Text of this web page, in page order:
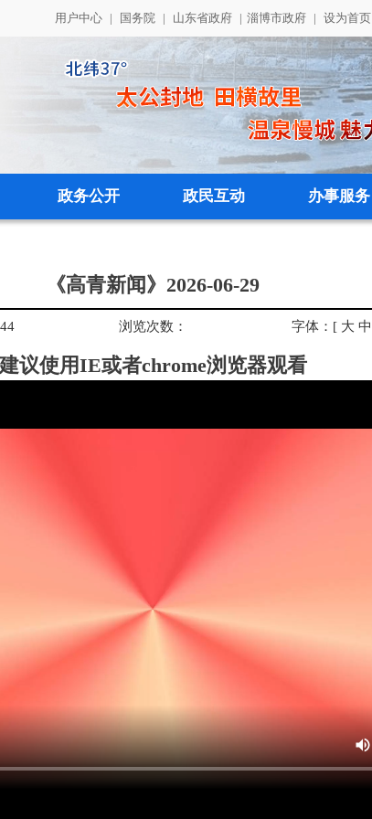
用户中心 | 国务院 | 山东省政府 | 淄博市政府 | 设为首页
政务公开 政民互动 办事服务
《高青新闻》2026-06-29
浏览次数： 字体： [ 大 中
建议使用IE或者chrome浏览器观看